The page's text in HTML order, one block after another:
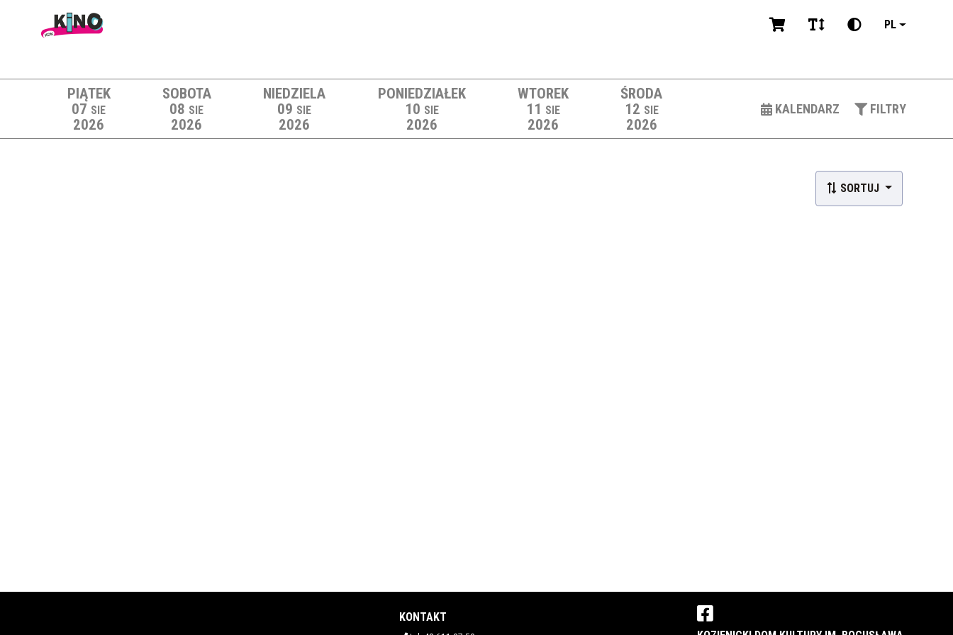
PL
PIĄTEK
07 SIE
2026
SOBOTA
08 SIE
2026
NIEDZIELA
09 SIE
2026
PONIEDZIAŁEK
10 SIE
2026
WTOREK
11 SIE
2026
ŚRODA
12 SIE
2026
KALENDARZ FILTRY
SORTUJ
KONTAKT